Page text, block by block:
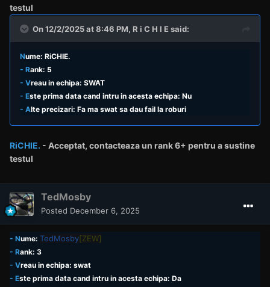
testul
On 12/2/2025 at 8:46 PM,R i C H I Esaid:
Nume: RiCHIE.
- Rank: 5
- Vreau in echipa: SWAT
- Este prima data cand intru in acesta echipa: Nu
- Alte precizari: Fa ma swat sa dau fail la roburi
RiCHIE. - Acceptat, contacteaza un rank6+ pentru a sustine
testul
TedMosby
Posted December 6, 2025
- Nume: TedMosby[ZEW]
- Rank: 3
- Vreau in echipa: swat
- Este prima data cand intru in acesta echipa: Da